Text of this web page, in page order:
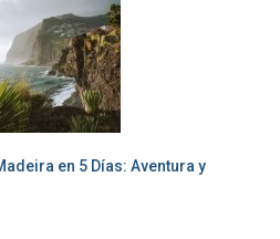
en 5 Días: Aventura y